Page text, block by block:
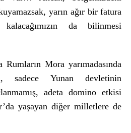
yarın ağır bir fatura
da bilinmesi
Rumların Mora yarımadasında
sadece Yunan devletinin
adeta domino etkisi
yaşayan diğer milletlere de